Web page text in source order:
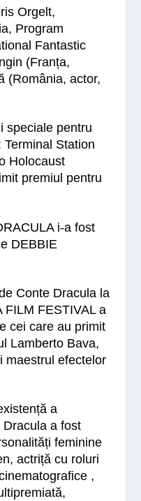
Orgelt,
Program
Fantastic
(Franța,
(România, actor,
speciale pentru
Station
Holocaust
premiul pentru
i-a fost
DEBBIE
Conte Dracula la
FILM FESTIVAL a
cei care au primit
Lamberto Bava,
maestrul efectelor
a
a fost
feminine
actriță cu roluri
,